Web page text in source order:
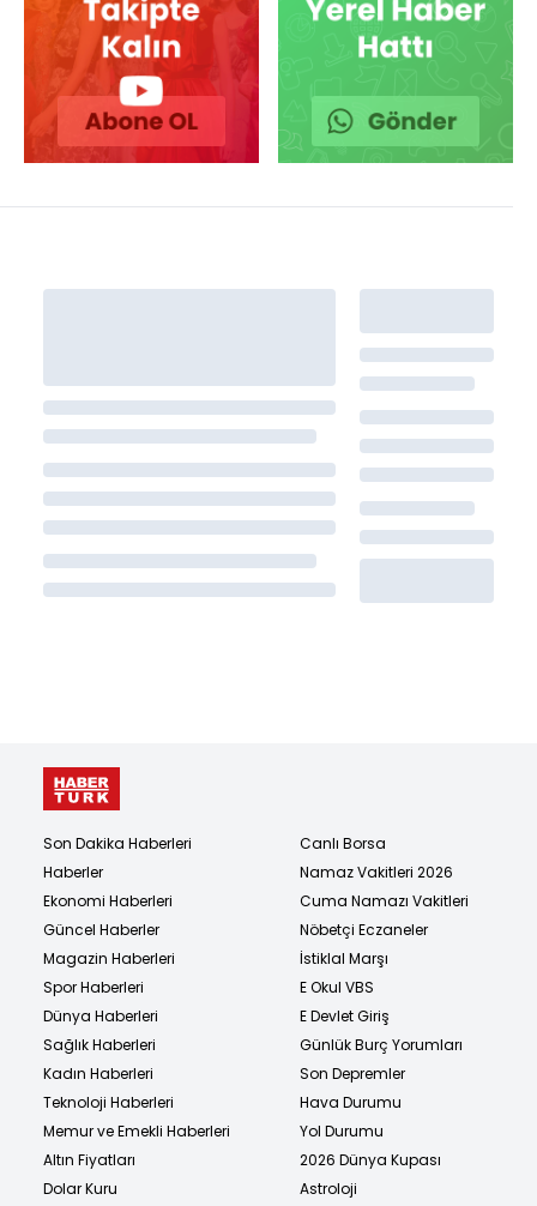
Son Dakika Haberleri
Haberler
Ekonomi Haberleri
Güncel Haberler
Magazin Haberleri
Spor Haberleri
Dünya Haberleri
Sağlık Haberleri
Kadın Haberleri
Teknoloji Haberleri
Memur ve Emekli Haberleri
Altın Fiyatları
Dolar Kuru
Canlı Borsa
Namaz Vakitleri 2026
Cuma Namazı Vakitleri
Nöbetçi Eczaneler
İstiklal Marşı
E Okul VBS
E Devlet Giriş
Günlük Burç Yorumları
Son Depremler
Hava Durumu
Yol Durumu
2026 Dünya Kupası
Astroloji